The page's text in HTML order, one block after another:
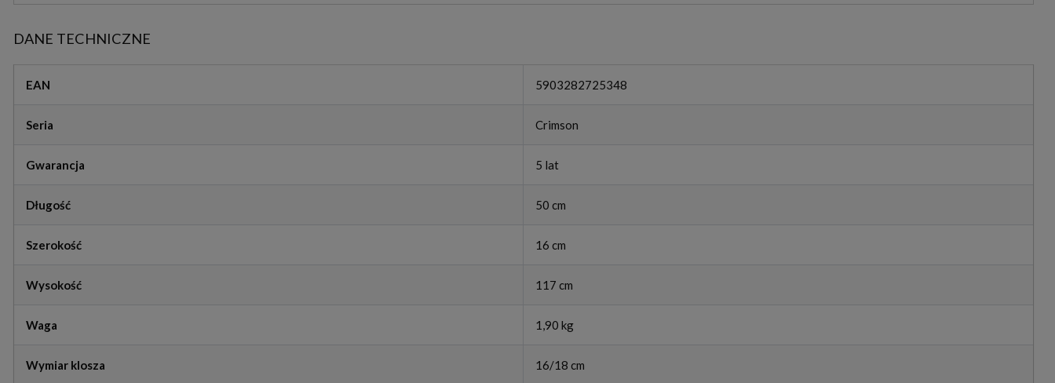
DANE TECHNICZNE
EAN 5903282725348
Seria Crimson
Gwarancja 5 lat
Długość 50 cm
Szerokość 16 cm
Wysokość 117 cm
Waga 1,90 kg
Wymiar klosza 16/18 cm